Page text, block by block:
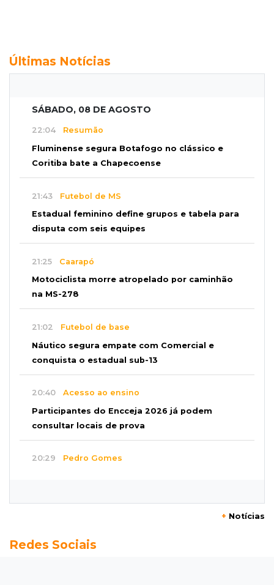
Últimas Notícias
SÁBADO, 08 DE AGOSTO
22:04 Resumão
Fluminense segura Botafogo no clássico e
Coritiba bate a Chapecoense
21:43 Futebol de MS
Estadual feminino define grupos e tabela para
disputa com seis equipes
21:25 Caarapó
Motociclista morre atropelado por caminhão
na MS-278
21:02 Futebol de base
Náutico segura empate com Comercial e
conquista o estadual sub-13
20:40 Acesso ao ensino
Participantes do Encceja 2026 já podem
consultar locais de prova
20:29 Pedro Gomes
Pantanal treina em Goiânia antes de jogo que
+ Notícias
Redes Sociais